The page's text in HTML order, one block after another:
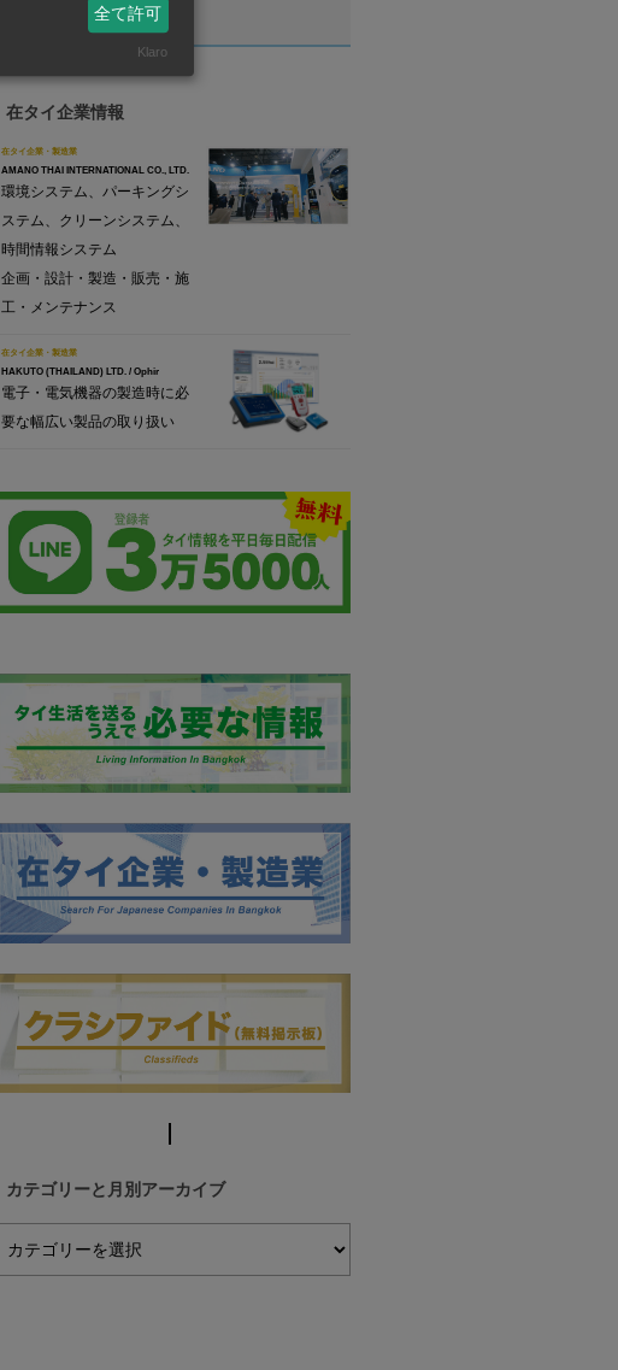
リと合弁設立 (8月7日 09:20)
在タイ企業情報
在タイ企業・製造業
AMANO THAI INTERNATIONAL CO., LTD.
環境システム、パーキングシ
ステム、クリーンシステム、
時間情報システム
企画・設計・製造・販売・施
工・メンテナンス
在タイ企業・製造業
HAKUTO (THAILAND) LTD. / Ophir
電子・電気機器の製造時に必
要な幅広い製品の取り扱い
カテゴリーと月別アーカイブ
全て許可
Klaro